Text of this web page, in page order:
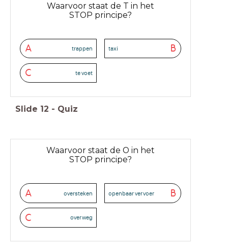
Waarvoor staat de T in het
STOP principe?
A trappen B
taxi
C te voet
Slide 12 - Quiz
Waarvoor staat de O in het
STOP principe?
A oversteken B
openbaar vervoer
C overweg